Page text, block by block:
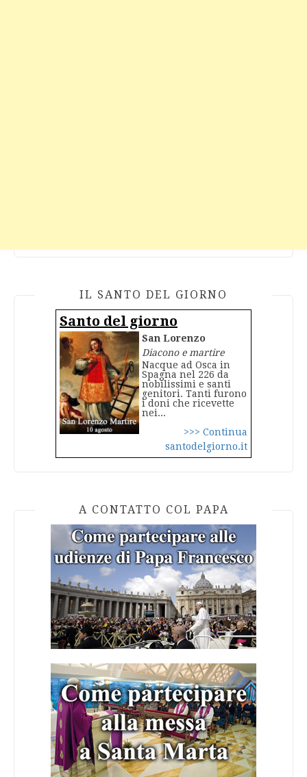
IL SANTO DEL GIORNO
Santo del giorno
San Lorenzo
Diacono e martire
Nacque ad Osca in
Spagna nel 226 da
nobilissimi e santi
genitori. Tanti furono
i doni che ricevette
nei...
>>> Continua
santodelgiorno.it
A CONTATTO COL PAPA